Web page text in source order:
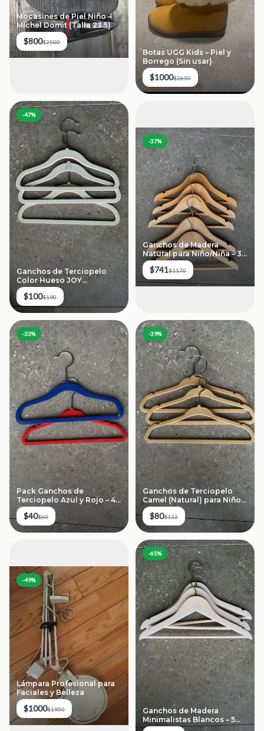
Mocasines de Piel Niño –
Michel Domit (Talla 23.5)
$800$2500
Botas UGG Kids – Piel y
Borrego (Sin usar)
$1000$2650
-47%
Ganchos de Terciopelo
Color Hueso JOY
(Premium) – 10 piezas
$100$190
-37%
Ganchos de Madera
Natural para Niño/Niña – 39
piezas
$741$1170
-33%
Pack Ganchos de
Terciopelo Azul y Rojo – 4
piezas
$40$60
-39%
Ganchos de Terciopelo
Camel (Natural) para Niños
– 8 piezas
$80$132
-49%
Lámpara Profesional para
Faciales y Belleza
$1000$1950
-65%
Ganchos de Madera
Minimalistas Blancos – 5
piezas